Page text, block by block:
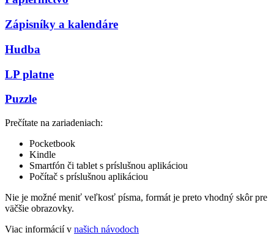
Zápisníky a kalendáre
Hudba
LP platne
Puzzle
Prečítate na zariadeniach:
Pocketbook
Kindle
Smartfón či tablet s príslušnou aplikáciou
Počítač s príslušnou aplikáciou
Nie je možné meniť veľkosť písma, formát je preto vhodný skôr pre
väčšie obrazovky.
Viac informácií v našich návodoch